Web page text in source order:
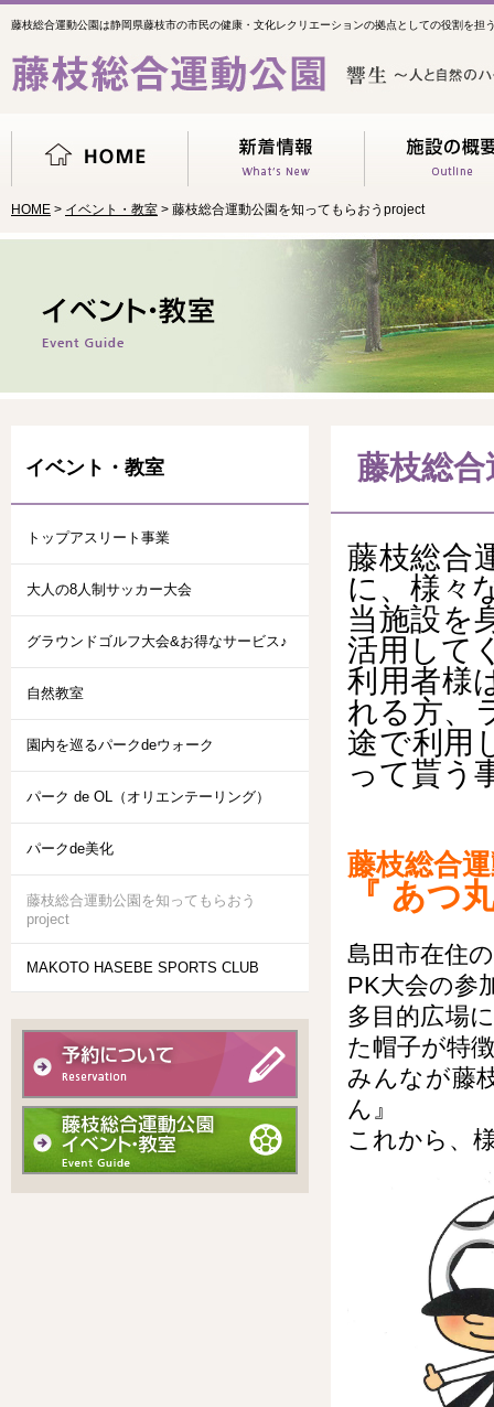
藤枝総合運動公園は静岡県藤枝市の市民の健康・文化レクリエーションの拠点としての役割を担
HOME > イベント・教室 > 藤枝総合運動公園を知ってもらおうproject
藤枝総
藤枝総合
に、様々
当施設を
活用して
利用者様
れる方、
途で利用
って貰う
藤枝総合
『 あつ
島田市在住
PK大会の参
多目的広場
た帽子が特
みんなが藤
ん』
これから、
イベント・教室
トップアスリート事業
大人の8人制サッカー大会
グラウンドゴルフ大会&お得なサービス♪
自然教室
園内を巡るパークdeウォーク
パーク de OL（オリエンテーリング）
パークde美化
藤枝総合運動公園を知ってもらおう
project
MAKOTO HASEBE SPORTS CLUB